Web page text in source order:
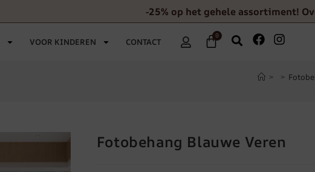
-25% op het gehele assortiment!
VOOR KINDEREN CONTACT
0
> >
Fotobehang Blauwe Veren